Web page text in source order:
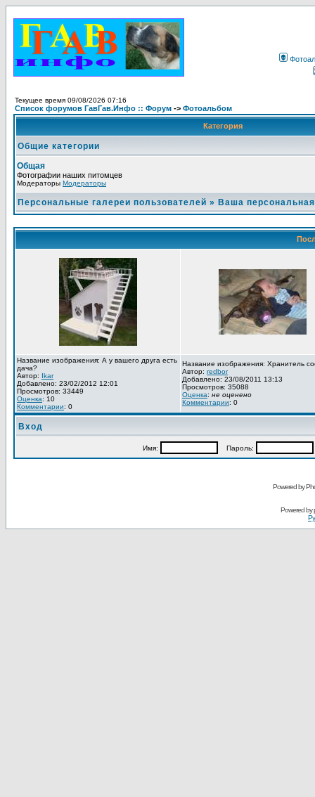
Текущее время 09/08/2026 07:16
Список форумов ГавГав.Инфо :: Форум -> Фотоальбом
Категория
Общие категории
Общая
Фотографии наших питомцев
Модераторы Модераторы
Персональные галереи пользователей » Ваша
Название изображения: А у вашего друга есть
дача?
Автор: Ikar
Добавлено: 23/02/2012 12:01
Просмотров: 33449
Оценка: 10
Комментарии: 0
Название изображения: Хранитель
Автор: redbor
Добавлено: 23/08/2011 13:13
Просмотров: 35088
Оценка: не оценено
Комментарии: 0
Вход
Имя: Пароль:
Powered by
Powered by